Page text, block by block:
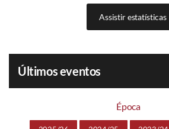
Assistir estatísticas
Últimos eventos
Época